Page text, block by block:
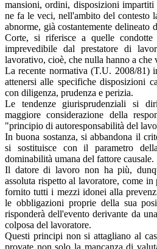
mansioni, ordini, disposizioni
ne fa le veci, nell'ambito del contesto
abnorme, già costantemente delineato
Corte, si riferisce a quelle condotte
imprevedibile dal prestatore di
lavorativo, cioè, che nulla hanno a
La recente normativa (T.U. 2008/81)
attenersi alle specifiche disposizioni
con diligenza, prudenza e perizia.
Le tendenze giurisprudenziali si
maggiore considerazione della
"principio di autoresponsabilità del
In buona sostanza, si abbandona il
si sostituisce con il parametro
dominabilità umana del fattore causale.
Il datore di lavoro non ha più,
assoluta rispetto al lavoratore, come in
fornito tutti i mezzi idonei alla
le obbligazioni proprie della sua
risponderà dell'evento derivante da
colposa del lavoratore.
Questi principi non si attagliano al
provate non solo la mancanza di